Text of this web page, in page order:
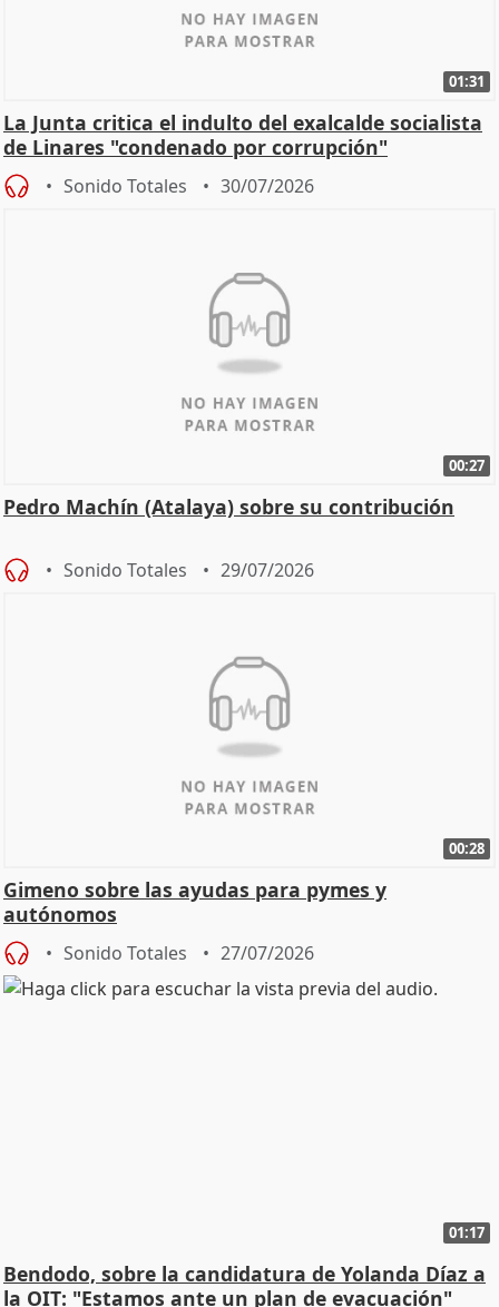
01:31
La Junta critica el indulto del exalcalde socialista
de Linares "condenado por corrupción"
Sonido Totales 30/07/2026
00:27
Pedro Machín (Atalaya) sobre su contribución
Sonido Totales 29/07/2026
00:28
Gimeno sobre las ayudas para pymes y
autónomos
Sonido Totales 27/07/2026
01:17
Bendodo, sobre la candidatura de Yolanda Díaz a
la OIT: "Estamos ante un plan de evacuación"